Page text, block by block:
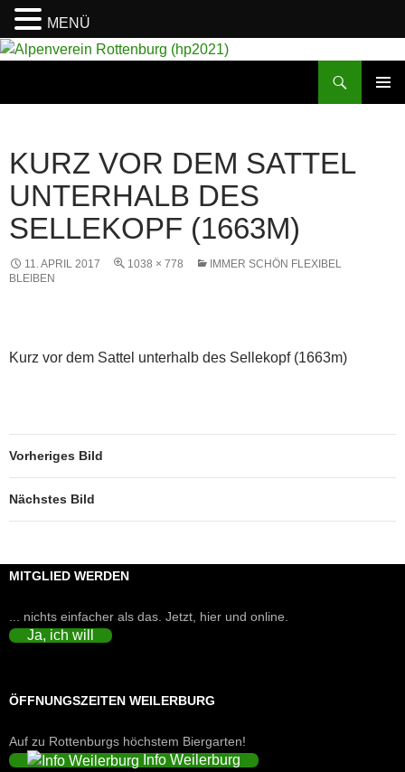
KURZ VOR DEM SATTEL
UNTERHALB DES
SELLEKOPF (1663M)
11. APRIL 2017 1038 × 778
IMMER SCHÖN FLEXIBEL
BLEIBEN
Kurz vor dem Sattel unterhalb des Sellekopf (1663m)
Vorheriges Bild
Nächstes Bild
MITGLIED WERDEN
... nichts einfacher als das. Jetzt, hier und online.
Ja, ich will
ÖFFNUNGSZEITEN WEILERBURG
Auf zu Rottenburgs höchstem Biergarten!
Info Weilerburg
MENÜ